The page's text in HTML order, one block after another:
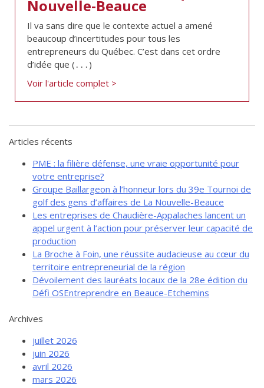
de solidarité
Futurpreneur
Toile entrepreneuriale Nouvelle-
Beauce
Nouvelle-Beauce
Il va sans dire que le contexte actuel a amené
beaucoup d’incertitudes pour tous les
entrepreneurs du Québec. C’est dans cet ordre
d’idée que (․․․)
Voir l'article complet >
Articles récents
PME : la filière défense, une vraie opportunité pour
votre entreprise?
Groupe Baillargeon à l’honneur lors du 39e Tournoi de
golf des gens d’affaires de La Nouvelle-Beauce
Les entreprises de Chaudière-Appalaches lancent un
appel urgent à l’action pour préserver leur capacité de
production
La Broche à Foin, une réussite audacieuse au cœur du
territoire entrepreneurial de la région
Dévoilement des lauréats locaux de la 28e édition du
Défi OSEntreprendre en Beauce-Etchemins
Archives
juillet 2026
juin 2026
avril 2026
mars 2026